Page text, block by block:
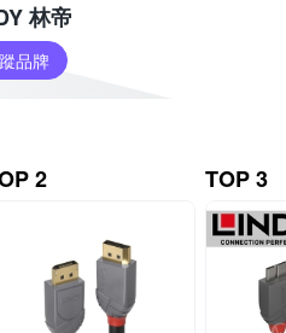
林帝
品牌
2 TOP 3